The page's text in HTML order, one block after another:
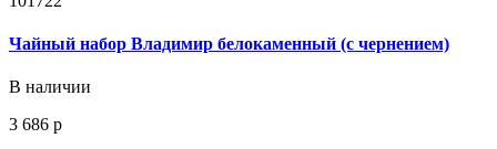
Чайный набор Владимир белокаменный (с чернением)
В наличии
3 686 р